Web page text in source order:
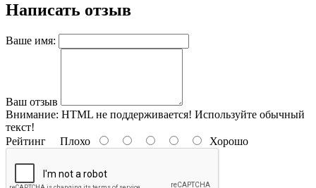
Написать отзыв
Ваше имя:
Ваш отзыв
Внимание: HTML не поддерживается! Используйте обычный
текст!
Рейтинг Плохо Хорошо